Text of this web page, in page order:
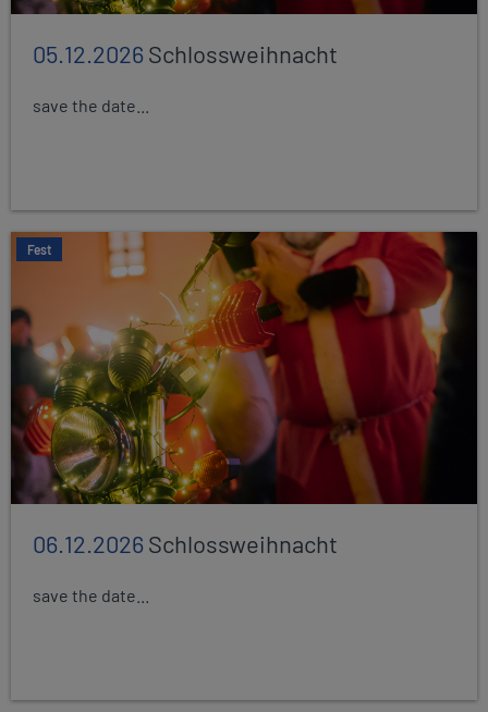
05.12.2026Schlossweihnacht
save the date...
Fest
06.12.2026Schlossweihnacht
save the date...